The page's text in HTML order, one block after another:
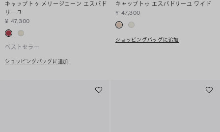
キャップトゥ メリージェーン エスパド
リーユ
¥ 47,300
ベストセラー
ショッピングバッグに追加
キャップトゥ エスパドリーユ ワイド
¥ 47,300
ショッピングバッグに追加